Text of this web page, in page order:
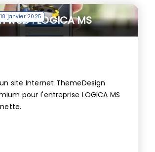
janvier 2025
web : LOGICA MS
site Internet ThemeDesign
pour l'entreprise LOGICA MS